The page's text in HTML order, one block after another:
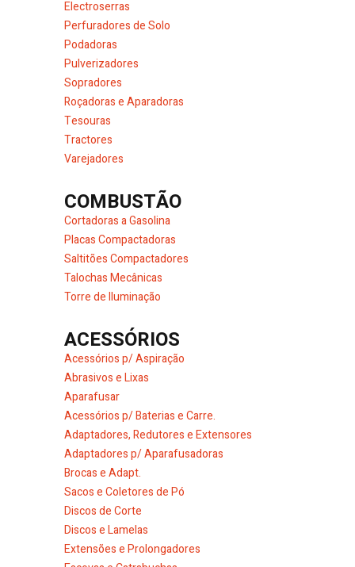
Electroserras
Perfuradores de Solo
Podadoras
Pulverizadores
Sopradores
Roçadoras e Aparadoras
Tesouras
Tractores
Varejadores
COMBUSTÃO
Cortadoras a Gasolina
Placas Compactadoras
Saltitões Compactadores
Talochas Mecânicas
Torre de Iluminação
ACESSÓRIOS
Acessórios p/ Aspiração
Abrasivos e Lixas
Aparafusar
Acessórios p/ Baterias e Carre.
Adaptadores, Redutores e Extensores
Adaptadores p/ Aparafusadoras
Brocas e Adapt.
Sacos e Coletores de Pó
Discos de Corte
Discos e Lamelas
Extensões e Prolongadores